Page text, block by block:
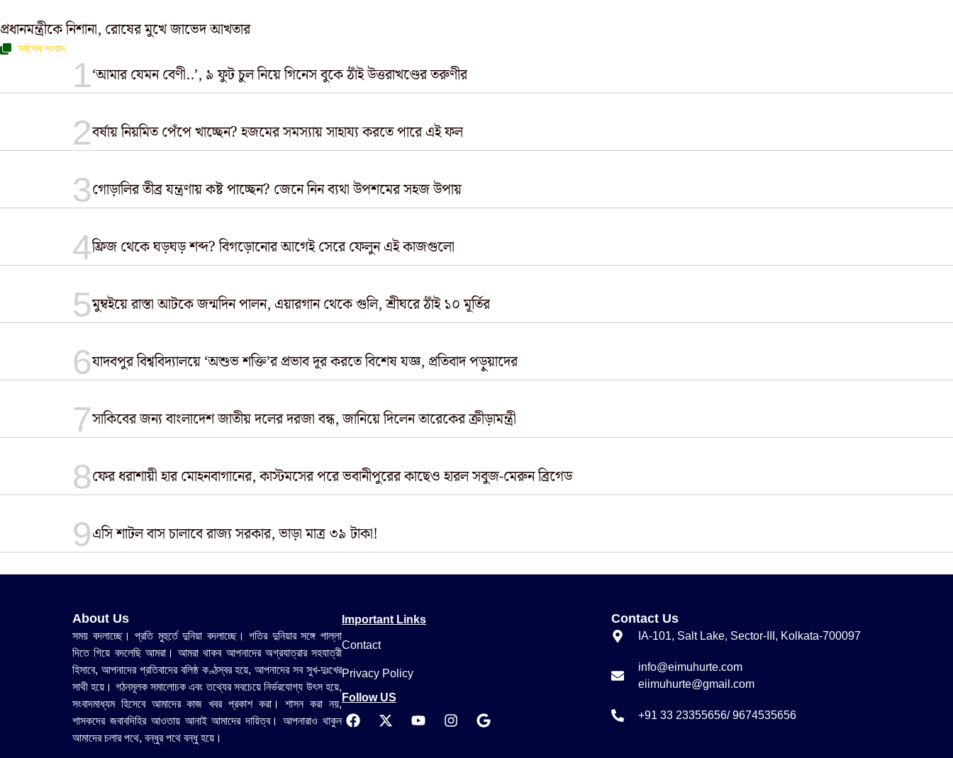
প্রধানমন্ত্রীকে নিশানা, রোষের মুখে জাভেদ আখতার
সর্বশেষ সংবাদ
‘আমার যেমন বেণী..’, ৯ ফুট চুল নিয়ে গিনেস বুকে ঠাঁই উত্তরাখণ্ডের তরুণীর
বর্ষায় নিয়মিত পেঁপে খাচ্ছেন? হজমের সমস্যায় সাহায্য করতে পারে এই ফল
গোড়ালির তীব্র যন্ত্রণায় কষ্ট পাচ্ছেন? জেনে নিন ব্যথা উপশমের সহজ উপায়
ফ্রিজ থেকে ঘড়ঘড় শব্দ? বিগড়োনোর আগেই সেরে ফেলুন এই কাজগুলো
মুম্বইয়ে রাস্তা আটকে জন্মদিন পালন, এয়ারগান থেকে গুলি, শ্রীঘরে ঠাঁই ১০ মূর্তির
যাদবপুর বিশ্ববিদ্যালয়ে ‘অশুভ শক্তি’র প্রভাব দূর করতে বিশেষ যজ্ঞ, প্রতিবাদ পড়ুয়াদের
সাকিবের জন্য বাংলাদেশ জাতীয় দলের দরজা বন্ধ, জানিয়ে দিলেন তারেকের ক্রীড়ামন্ত্রী
ফের ধরাশায়ী হার মোহনবাগানের, কাস্টমসের পরে ভবানীপুরের কাছেও হারল সবুজ-মেরুন ব্রিগেড
এসি শাটল বাস চালাবে রাজ্য সরকার, ভাড়া মাত্র ৩৯ টাকা!
About Us
সময় বদলাচ্ছে। প্রতি মুহুর্তে দুনিয়া বদলাচ্ছে। গতির দুনিয়ার সঙ্গে পাল্লা
দিতে গিয়ে বদলেছি আমরা। আমরা থাকব আপনাদের অগ্রযাত্রার সহযাত্রী
হিসাবে, আপনাদের প্রতিবাদের বলিষ্ঠ কণ্ঠস্বর হয়ে, আপনাদের সব সুখ-দুঃখের
সাথী হয়ে। গঠনমূলক সমালোচক এবং তথ্যের সবচেয়ে নির্ভরযোগ্য উ‍ৎস হয়ে,
সংবাদমাধ্যম হিসেবে আমাদের কাজ খবর প্রকাশ করা। শাসন করা নয়,
শাসকদের জবাবদিহির আওতায় আনাই আমাদের দায়িত্ব। আপনারাও থাকুন
আমাদের চলার পথে, বন্ধুর পথে বন্ধু হয়ে।
Important Links
Contact
Privacy Policy
Follow US
Contact Us
IA-101, Salt Lake, Sector-III, Kolkata-700097
info@eimuhurte.com
eiimuhurte@gmail.com
+91 33 23355656/ 9674535656